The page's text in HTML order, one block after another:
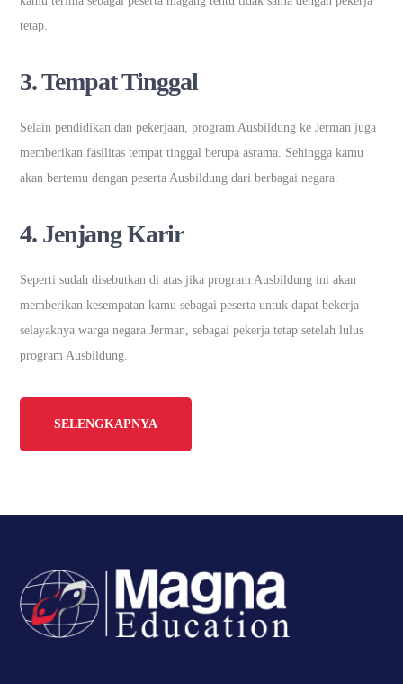
tetap.
3. Tempat Tinggal
Selain pendidikan dan pekerjaan, program Ausbildung ke Jerman juga
memberikan fasilitas tempat tinggal berupa asrama. Sehingga kamu
akan bertemu dengan peserta Ausbildung dari berbagai negara.
4. Jenjang Karir
Seperti sudah disebutkan di atas jika program Ausbildung ini akan
memberikan kesempatan kamu sebagai peserta untuk dapat bekerja
selayaknya warga negara Jerman, sebagai pekerja tetap setelah lulus
program Ausbildung.
SELENGKAPNYA